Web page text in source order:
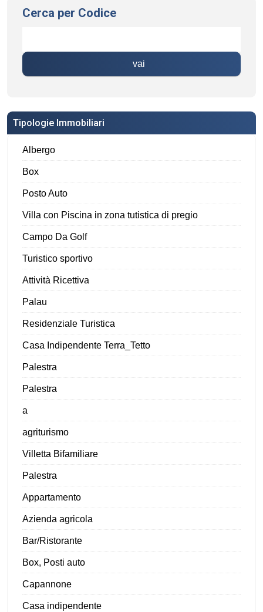
Cerca per Codice
vai
Tipologie Immobiliari
Albergo
Box
Posto Auto
Villa con Piscina in zona tutistica di pregio
Campo Da Golf
Turistico sportivo
Attività Ricettiva
Palau
Residenziale Turistica
Casa Indipendente Terra_Tetto
Palestra
Palestra
a
agriturismo
Villetta Bifamiliare
Palestra
Appartamento
Azienda agricola
Bar/Ristorante
Box, Posti auto
Capannone
Casa indipendente